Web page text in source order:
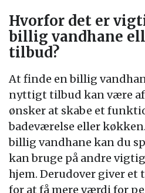
Hvorfor det er
billig vandhane
tilbud?
At finde en billig
nyttigt tilbud kan være
ønsker at skabe et
badeværelse eller
billig vandhane kan du
kan bruge på andre
hjem. Derudover giver
for at få mere værdi for